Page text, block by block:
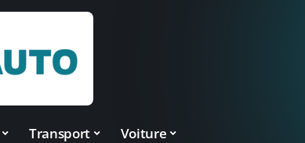
Transport Voiture